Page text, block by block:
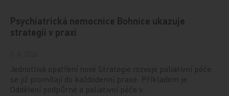
Psychiatrická nemocnice Bohnice ukazuje
strategii v praxi
Jednotlivá opatření nové Strategie rozvoje paliativní péče
se již promítají do každodenní praxe. Příkladem je
Oddělení podpůrné a paliativní péče v…